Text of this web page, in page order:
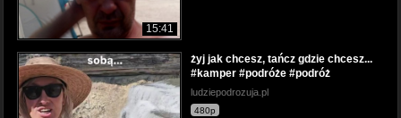
15:41
żyj jak chcesz, tańcz gdzie chcesz...
#kamper #podróże #podróż
ludziepodrozuja.pl
480p